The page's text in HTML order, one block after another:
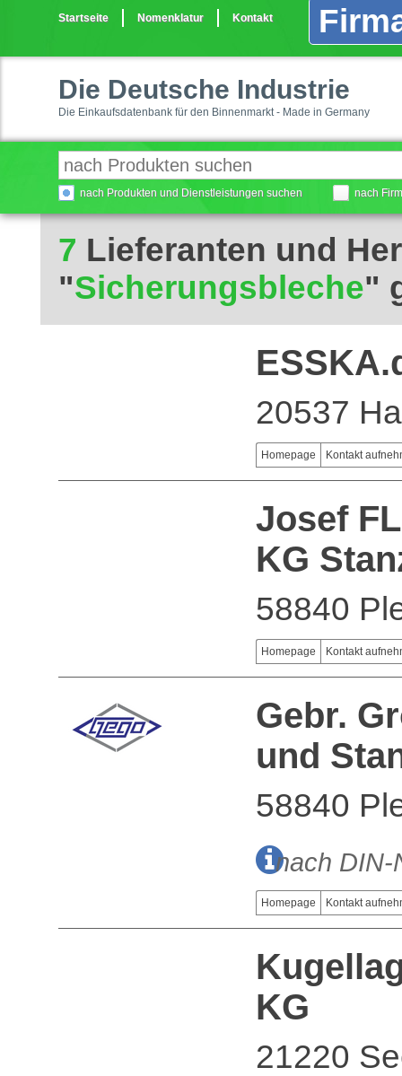
Startseite Nomenklatur Kontakt
Die Deutsche Industrie
Die Einkaufsdatenbank für den Binnenmarkt - Made in Germany
nach Produkten und Dienstleistungen suchen nach
7 Lieferanten und
"Sicherungsbleche"
20537
Homepage Kontakt
Josef
KG
58840
Homepage Kontakt
Gebr.
und
58840
nach DIN-
Homepage Kontakt
KG
21220